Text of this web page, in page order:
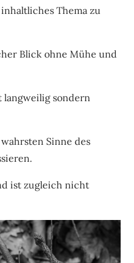
Thema zu
Blick ohne Mühe und
sondern
Sinne des
ist zugleich nicht